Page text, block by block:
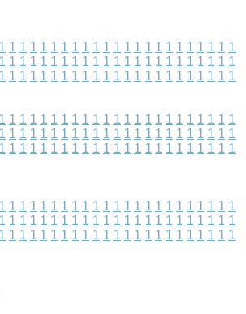
1 1 1 1 1 1 1 1 1 1 1 1 1 1 1 1 1 1 1 1 1 1 1
1 1 1 1 1 1 1 1 1 1 1 1 1 1 1 1 1 1 1 1 1 1 1
1 1 1 1 1 1 1 1 1 1 1 1 1 1 1 1 1 1 1 1 1 1 1
1 1 1 1 1 1 1 1 1 1 1 1 1 1 1 1 1 1 1 1 1 1 1
1 1 1 1 1 1 1 1 1 1 1 1 1 1 1 1 1 1 1 1 1 1 1
1 1 1 1 1 1 1 1 1 1 1 1 1 1 1 1 1 1 1 1 1 1 1
1 1 1 1 1 1 1 1 1 1 1 1 1 1 1 1 1 1 1 1 1 1 1
1 1 1 1 1 1 1 1 1 1 1 1 1 1 1 1 1 1 1 1 1 1 1
1 1 1 1 1 1 1 1 1 1 1 1 1 1 1 1 1 1 1 1 1 1 1